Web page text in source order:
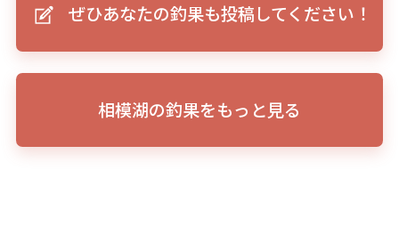
ぜひあなたの釣果も投稿してください！
相模湖の釣果をもっと見る